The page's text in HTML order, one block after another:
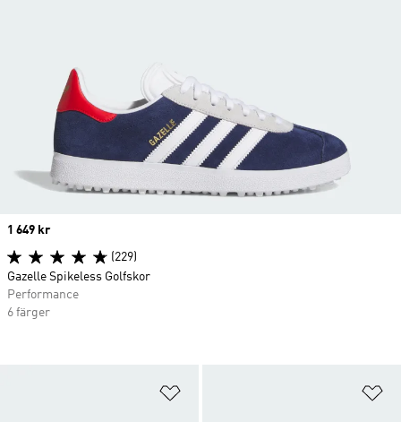
Price
1 649 kr
(229)
Gazelle Spikeless Golfskor
Performance
6 färger